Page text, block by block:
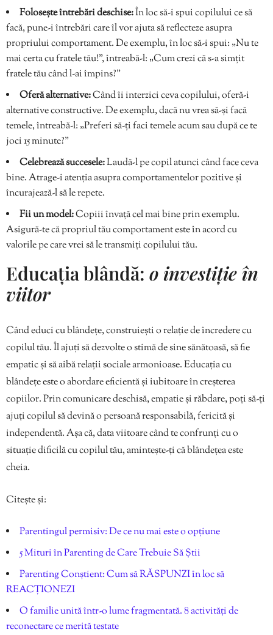
Folosește întrebări deschise:În loc să-i spui copilului ce să
facă, pune-i întrebări care îl vor ajuta să reflecteze asupra
propriului comportament. De exemplu, în loc să-i spui: „Nu te
mai certa cu fratele tău!”, întreabă-l: „Cum crezi că s-a simțit
fratele tău când l-ai împins?”
Oferă alternative:Când îi interzici ceva copilului, oferă-i
alternative constructive. De exemplu, dacă nu vrea să-și facă
temele, întreabă-l: „Preferi să-ți faci temele acum sau după ce te
joci 15 minute?”
Celebrează succesele:Laudă-l pe copil atunci când face ceva
bine. Atrage-i atenția asupra comportamentelor pozitive și
încurajează-l să le repete.
Fii un model:Copiii învață cel mai bine prin exemplu.
Asigură-te că propriul tău comportament este în acord cu
valorile pe care vrei să le transmiți copilului tău.
Educația blândă: o investiție în
viitor
Când educi cu blândețe, construiești o relație de încredere cu
copilul tău. Îl ajuți să dezvolte o stimă de sine sănătoasă, să fie
empatic și să aibă relații sociale armonioase. Educația cu
blândețe este o abordare eficientă și iubitoare în creșterea
copiilor. Prin comunicare deschisă, empatie și răbdare, poți să-ți
ajuți copilul să devină o persoană responsabilă, fericită și
independentă. Așa că, data viitoare când te confrunți cu o
situație dificilă cu copilul tău, amintește-ți că blândețea este
cheia.
Citește și:
Parentingul permisiv: De ce nu mai este o opțiune
5 Mituri în Parenting de Care Trebuie Să Știi
Parenting Conștient: Cum să RĂSPUNZI în loc să
REACȚIONEZI
O familie unită într-o lume fragmentată. 8 activități de
reconectare ce merită testate